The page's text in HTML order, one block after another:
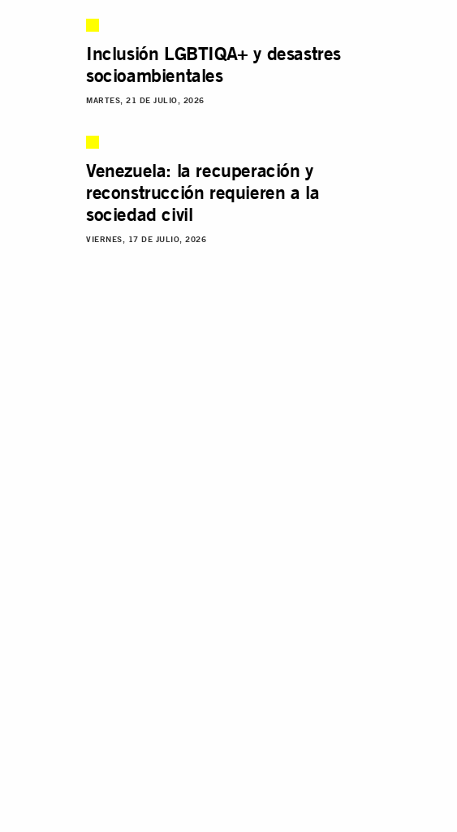
Inclusión LGBTIQA+ y desastres
socioambientales
MARTES, 21 DE JULIO, 2026
Venezuela: la recuperación y
reconstrucción requieren a la
sociedad civil
VIERNES, 17 DE JULIO, 2026